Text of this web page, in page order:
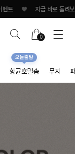
지금 바로 돌려보세요!/
0
항균호텔솜
오늘출발
무지